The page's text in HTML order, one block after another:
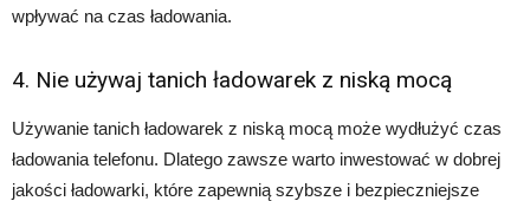
wpływać na czas ładowania.
4. Nie używaj tanich ładowarek z niską mocą
Używanie tanich ładowarek z niską mocą może wydłużyć czas
ładowania telefonu. Dlatego zawsze warto inwestować w dobrej
jakości ładowarki, które zapewnią szybsze i bezpieczniejsze